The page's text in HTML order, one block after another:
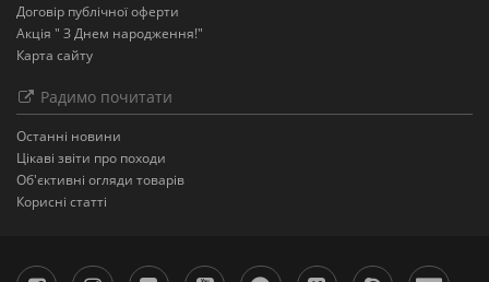
Договір публічної оферти
Акція " З Днем народження!"
Карта сайту
Радимо почитати
Останнi новини
Цікаві звіти про походи
Об'єктивні огляди товарів
Корисні статті